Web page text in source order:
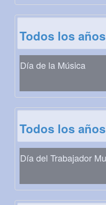
Todos los años
Día de la Música
Todos los años
Día del Trabajador